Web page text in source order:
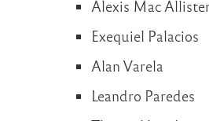
Alexis Mac
Exequiel Palacios
Alan Varela
Leandro Paredes